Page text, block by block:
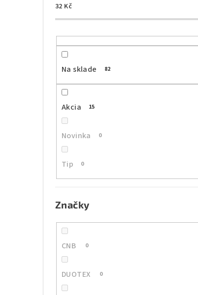
32 Kč
Na sklade 82
Akcia 15
Novinka 0
Tip 0
Značky
CNB 0
DUOTEX 0